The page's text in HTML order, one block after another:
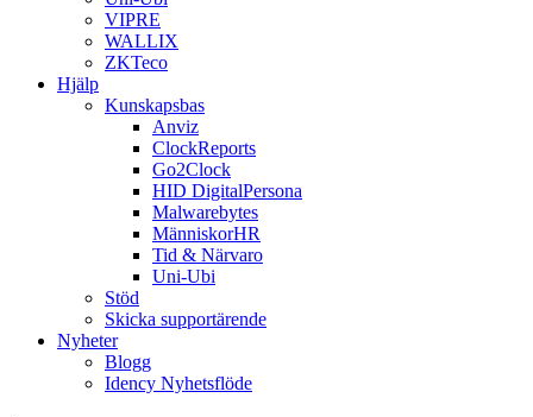
VIPRE
WALLIX
ZKTeco
Hjälp
Kunskapsbas
Anviz
ClockReports
Go2Clock
HID DigitalPersona
Malwarebytes
MänniskorHR
Tid & Närvaro
Uni-Ubi
Stöd
Skicka supportärende
Nyheter
Blogg
Idency Nyhetsflöde